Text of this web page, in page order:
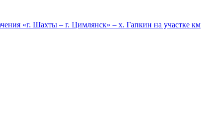
«г. Шахты – г. Цимлянск» – х. Гапкин на участке км